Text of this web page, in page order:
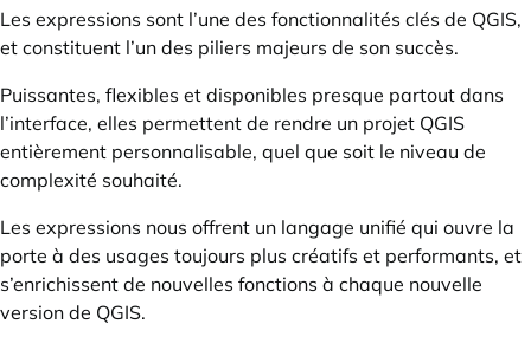
Les expressions sont l’une des fonctionnalités clés de QGIS,
et constituent l’un des piliers majeurs de son succès.
Puissantes, flexibles et disponibles presque partout dans
l’interface, elles permettent de rendre un projet QGIS
entièrement personnalisable, quel que soit le niveau de
complexité souhaité.
Les expressions nous offrent un langage unifié qui ouvre la
porte à des usages toujours plus créatifs et performants, et
s’enrichissent de nouvelles fonctions à chaque nouvelle
version de QGIS.